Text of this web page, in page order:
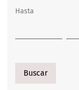
Hasta
Buscar